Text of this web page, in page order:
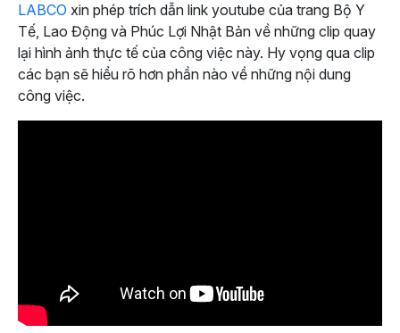
LABCO xin phép trích dẫn link youtube của trang Bộ Y
Tế, Lao Động và Phúc Lợi Nhật Bản về những clip quay
lại hình ảnh thực tế của công việc này. Hy vọng qua clip
các bạn sẽ hiểu rõ hơn phần nào về những nội dung
công việc.